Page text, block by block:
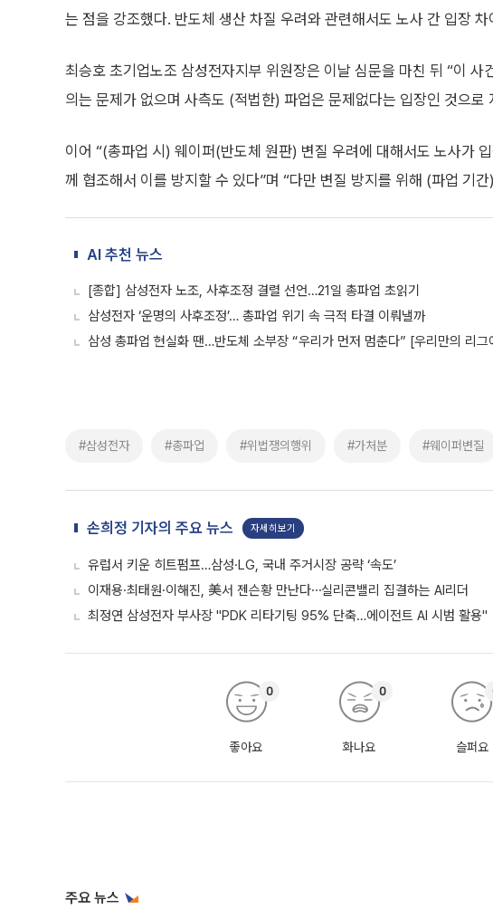
는 점을 강조했다. 반도체 생산 차질 우려와 관련해서도 노사 간 입장 차
최승호 초기업노조 삼성전자지부 위원장은 이날 심문을 마친 뒤 “이
의는 문제가 없으며 사측도 (적법한) 파업은 문제없다는 입장인 것으로
이어 “(총파업 시) 웨이퍼(반도체 원판) 변질 우려에 대해서도 노사가
께 협조해서 이를 방지할 수 있다”며 “다만 변질 방지를 위해 (파업 기
AI 추천 뉴스
[종합] 삼성전자 노조, 사후조정 결렬 선언…21일 총파업 초읽기
삼성전자 ‘운명의 사후조정’… 총파업 위기 속 극적 타결 이뤄낼까
삼성 총파업 현실화 땐…반도체 소부장 “우리가 먼저 멈춘다” [우리만의 리그
#삼성전자 #총파업 #위법쟁의행위 #가처분 #웨이퍼변질
손희정 기자의 주요 뉴스 자세히보기
유럽서 키운 히트펌프…삼성·LG, 국내 주거시장 공략 ‘속도’
이재용·최태원·이해진, 美서 젠슨황 만난다⋯실리콘밸리 집결하는 AI리더
최정연 삼성전자 부사장 "PDK 리타기팅 95% 단축…에이전트 AI 시범 활용"
좋아요
0
화나요
0
슬퍼요
주요 뉴스